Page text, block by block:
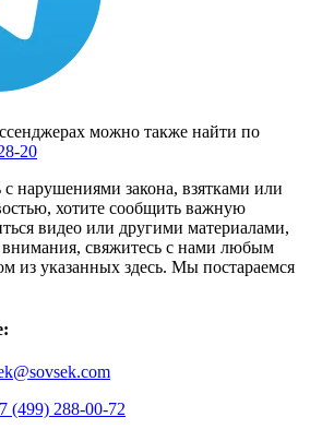
можно также найти по
20
нарушениями закона, взятками или
хотите сообщить важную
видео или другими материалами,
свяжитесь с нами любым
из указанных здесь. Мы постараемся
(499) 288-00-72